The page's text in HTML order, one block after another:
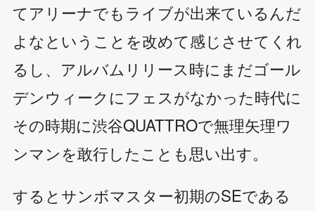
てアリーナでもライブが出来ているんだ
よなということを改めて感じさせてくれ
るし、アルバムリリース時にまだゴール
デンウィークにフェスがなかった時代に
その時期に渋谷QUATTROで無理矢理ワ
ンマンを敢行したことも思い出す。
するとサンボマスター初期のSEである